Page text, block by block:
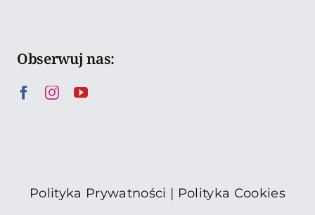
Obserwuj nas:
Polityka Prywatności | Polityka Cookies